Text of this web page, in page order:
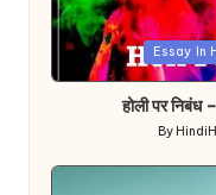
Posted
Essay In
होली पर
Posted
By